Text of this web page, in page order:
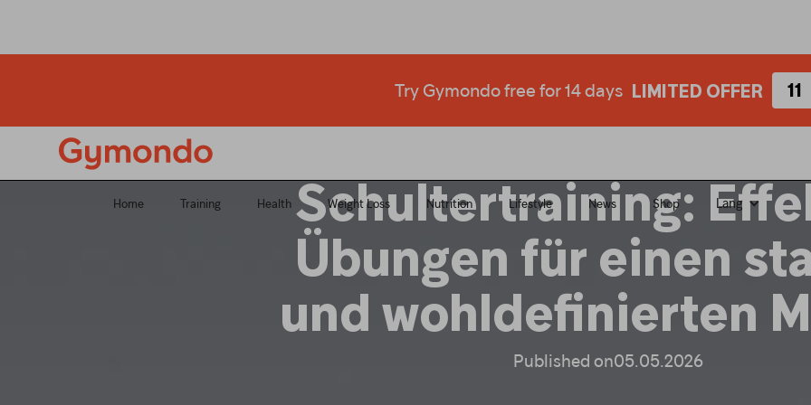
Home Training Health Weight Loss Nutrition Lifestyle News Shop Lang
Try Gymondo free for 14 days LIMITED OFFER 11
Starte jetzt deine 14 Tage kostenlos LIMITIERTES ANGEBOT 00
Schultertraining:
Übungen für einen
und wohldefinierten
Published on05.05.2026